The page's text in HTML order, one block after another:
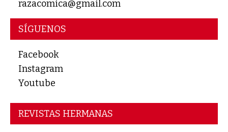
razacomica@gmail.com
SÍGUENOS
Facebook
Instagram
Youtube
REVISTAS HERMANAS